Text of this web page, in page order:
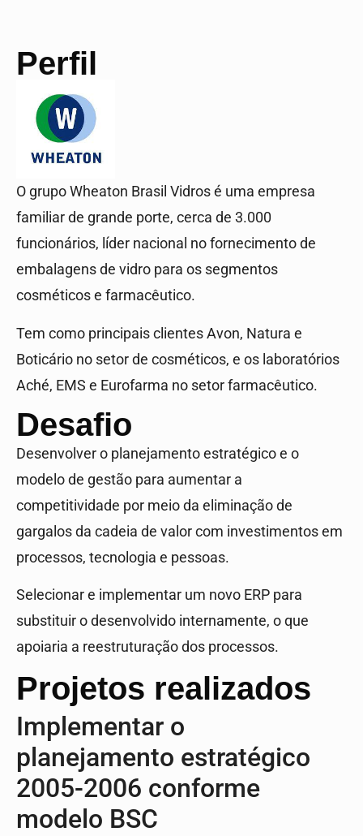
Perfil
O grupo Wheaton Brasil Vidros é uma empresa
familiar de grande porte, cerca de 3.000
funcionários, líder nacional no fornecimento de
embalagens de vidro para os segmentos
cosméticos e farmacêutico.
Tem como principais clientes Avon, Natura e
Boticário no setor de cosméticos, e os laboratórios
Aché, EMS e Eurofarma no setor farmacêutico.
Desafio
Desenvolver o planejamento estratégico e o
modelo de gestão para aumentar a
competitividade por meio da eliminação de
gargalos da cadeia de valor com investimentos em
processos, tecnologia e pessoas.
Selecionar e implementar um novo ERP para
substituir o desenvolvido internamente, o que
apoiaria a reestruturação dos processos.
Projetos realizados
Implementar o
planejamento estratégico
2005-2006 conforme
modelo BSC